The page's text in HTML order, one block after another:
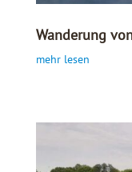
Wanderung
mehr lesen